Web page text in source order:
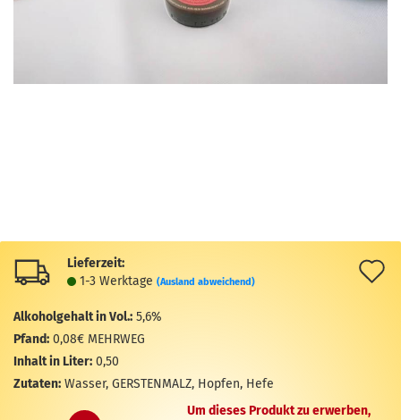
Lieferzeit:
1-3 Werktage (Ausland abweichend)
Alkoholgehalt in Vol.: 5,6%
Pfand: 0,08€ MEHRWEG
Inhalt in Liter: 0,50
Zutaten: Wasser, GERSTENMALZ, Hopfen, Hefe
Um dieses Produkt zu erwerben,